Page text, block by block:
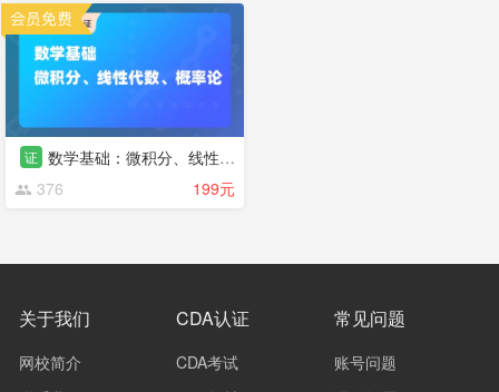
证 数学基础：微积分、线性代数、概率论
376
199元
关于我们
网校简介
CDA认证
CDA考试
常见问题
账号问题